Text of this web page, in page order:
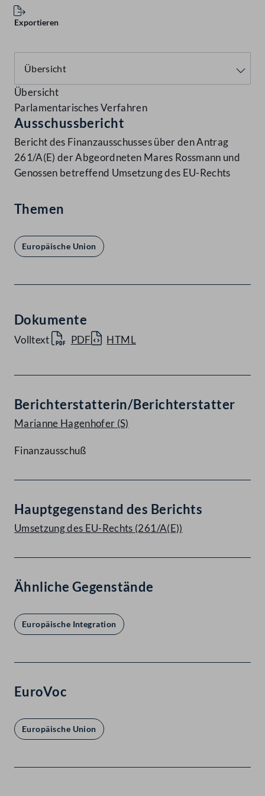
Exportieren
Übersicht
Parlamentarisches Verfahren
Ausschussbericht
Bericht des Finanzausschusses über den Antrag
261/A(E) der Abgeordneten Mares Rossmann und
Genossen betreffend Umsetzung des EU-Rechts
Themen
Europäische Union
Dokumente
Volltext PDF HTML
Berichterstatterin/Berichterstatter
Marianne Hagenhofer (S)
Finanzausschuß
Hauptgegenstand des Berichts
Umsetzung des EU-Rechts (261/A(E))
Ähnliche Gegenstände
Europäische Integration
EuroVoc
Europäische Union